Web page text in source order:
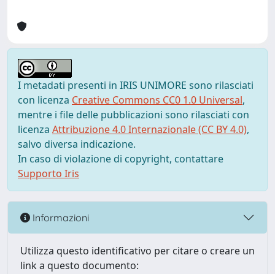
I metadati presenti in IRIS UNIMORE sono rilasciati
con licenza Creative Commons CC0 1.0 Universal,
mentre i file delle pubblicazioni sono rilasciati con
licenza Attribuzione 4.0 Internazionale (CC BY 4.0),
salvo diversa indicazione.
In caso di violazione di copyright, contattare
Supporto Iris
Informazioni
Utilizza questo identificativo per citare o creare un
link a questo documento: